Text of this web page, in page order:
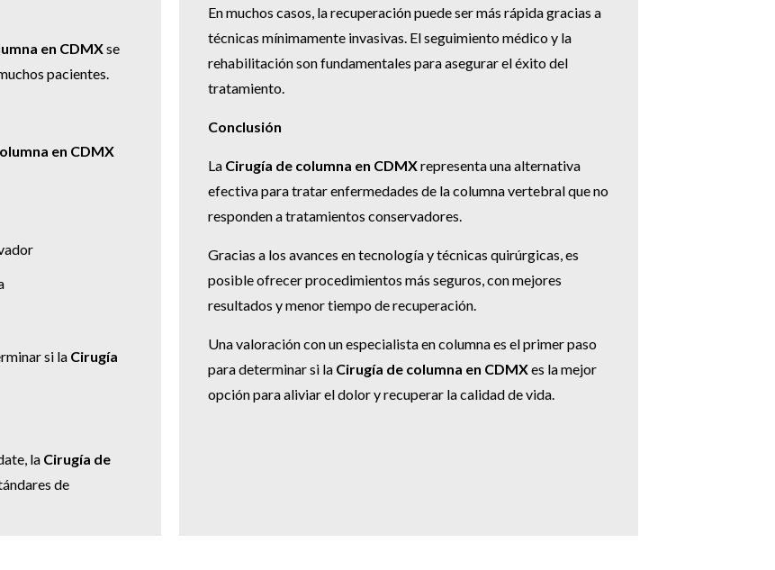
en CDMXse
pacientes.
en CDMX
si la Cirugía
la Cirugía de
de
En muchos casos, la recuperación puede ser más rápida gracias a
técnicas mínimamente invasivas. El seguimiento médico y la
rehabilitación son fundamentales para asegurar el éxito del
tratamiento.
Conclusión
La Cirugía de columna en CDMXrepresenta una alternativa
efectiva para tratar enfermedades de la columna vertebral que no
responden a tratamientos conservadores.
Gracias a los avances en tecnología y técnicas quirúrgicas, es
posible ofrecer procedimientos más seguros, con mejores
resultados y menor tiempo de recuperación.
Una valoración con un especialista en columna es el primer paso
para determinar si la Cirugía de columna en CDMXes la mejor
opción para aliviar el dolor y recuperar la calidad de vida.